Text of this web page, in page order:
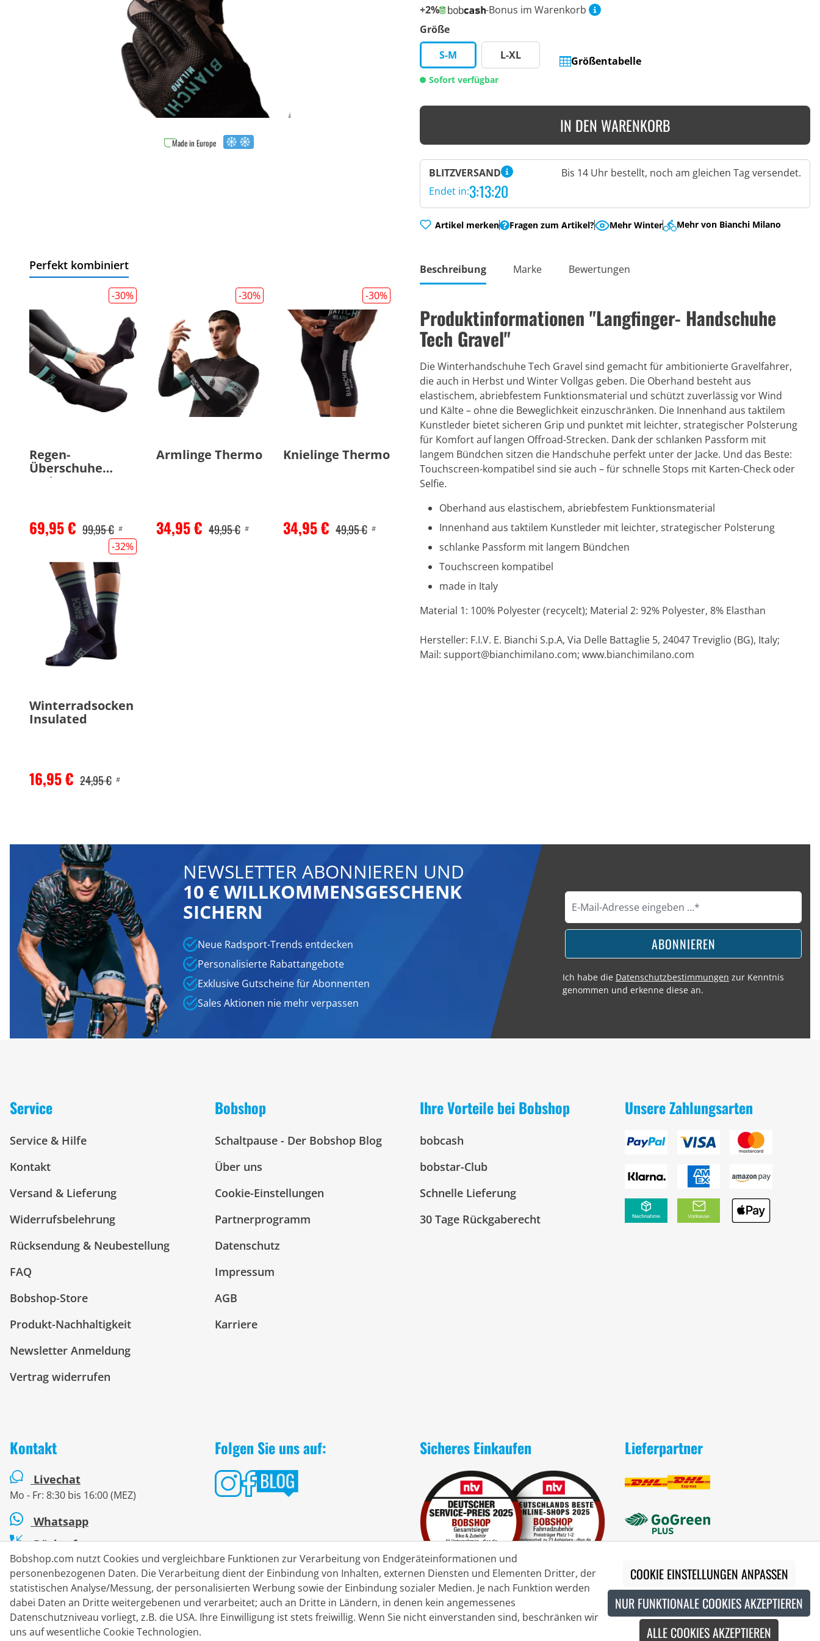
Made in Europe
+2%
-Bonus im Warenkorb
Größe
S-M
L-XL Größentabelle
Sofort verfügbar
IN DEN WARENKORB
BLITZVERSAND
Bis 14 Uhr bestellt, noch am gleichen Tag versendet.
Endet in:3:13:19
Artikel merken Fragen zum Artikel? Mehr Winter Mehr von Bianchi Milano
Perfekt kombiniert
-30%
Regen-
Überschuhe
Hydro
69,95 € 99,95 € #
-30%
Armlinge Thermo
34,95 € 49,95 € #
-30%
Knielinge Thermo
34,95 € 49,95 € #
-32%
Winterradsocken
Insulated
16,95 € 24,95 € #
Beschreibung Marke Bewertungen
Produktinformationen "Langfinger- Handschuhe
Tech Gravel"
Die Winterhandschuhe Tech Gravel sind gemacht für ambitionierte Gravelfahrer,
die auch in Herbst und Winter Vollgas geben. Die Oberhand besteht aus
elastischem, abriebfestem Funktionsmaterial und schützt zuverlässig vor Wind
und Kälte – ohne die Beweglichkeit einzuschränken. Die Innenhand aus taktilem
Kunstleder bietet sicheren Grip und punktet mit leichter, strategischer Polsterung
für Komfort auf langen Offroad-Strecken. Dank der schlanken Passform mit
langem Bündchen sitzen die Handschuhe perfekt unter der Jacke. Und das Beste:
Touchscreen-kompatibel sind sie auch – für schnelle Stops mit Karten-Check oder
Selfie.
Oberhand aus elastischem, abriebfestem Funktionsmaterial
Innenhand aus taktilem Kunstleder mit leichter, strategischer Polsterung
schlanke Passform mit langem Bündchen
Touchscreen kompatibel
made in Italy
Material 1: 100% Polyester (recycelt); Material 2: 92% Polyester, 8% Elasthan
Hersteller: F.I.V. E. Bianchi S.p.A, Via Delle Battaglie 5, 24047 Treviglio (BG), Italy;
Mail: support@bianchimilano.com; www.bianchimilano.com
NEWSLETTER ABONNIEREN UND
10 € WILLKOMMENSGESCHENK
SICHERN
Neue Radsport-Trends entdecken
Personalisierte Rabattangebote
Exklusive Gutscheine für Abonnenten
Sales Aktionen nie mehr verpassen
ABONNIEREN
Ich habe die Datenschutzbestimmungen zur Kenntnis
genommen und erkenne diese an.
Service
Service & Hilfe
Kontakt
Versand & Lieferung
Widerrufsbelehrung
Rücksendung & Neubestellung
FAQ
Bobshop-Store
Produkt-Nachhaltigkeit
Newsletter Anmeldung
Vertrag widerrufen
Bobshop
Schaltpause - Der Bobshop Blog
Über uns
Cookie-Einstellungen
Partnerprogramm
Datenschutz
Impressum
AGB
Karriere
Ihre Vorteile bei Bobshop
bobcash
bobstar-Club
Schnelle Lieferung
30 Tage Rückgaberecht
Unsere Zahlungsarten
Kontakt
Livechat
Mo - Fr: 8:30 bis 16:00 (MEZ)
Whatsapp
Rückruf
Kontaktformular
Folgen Sie uns auf: Sicheres Einkaufen Lieferpartner
Die durchgestrichenen Preise entsprechen unseren Markteinführungspreisen der aktuellen Saison.
Bobshop.com nutzt Cookies und vergleichbare Funktionen zur Verarbeitung von Endgeräteinformationen und
personenbezogenen Daten. Die Verarbeitung dient der Einbindung von Inhalten, externen Diensten und Elementen Dritter, der
statistischen Analyse/Messung, der personalisierten Werbung sowie der Einbindung sozialer Medien. Je nach Funktion werden
dabei Daten an Dritte weitergebenen und verarbeitet; auch an Dritte in Ländern, in denen kein angemessenes
Datenschutzniveau vorliegt, z.B. die USA. Ihre Einwilligung ist stets freiwillig. Wenn Sie nicht einverstanden sind, beschränken wir
uns auf wesentliche Cookie Technologien.
COOKIE EINSTELLUNGEN ANPASSEN
NUR FUNKTIONALE COOKIES AKZEPTIEREN
ALLE COOKIES AKZEPTIEREN